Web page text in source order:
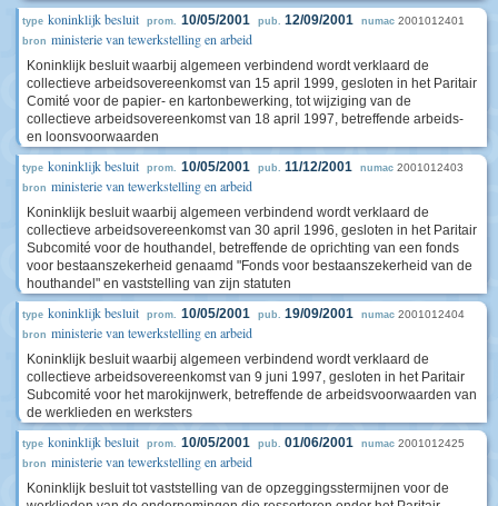
type koninklijk besluit prom. 10/05/2001 pub. 12/09/2001 numac 2001012401
bron ministerie van tewerkstelling en arbeid
Koninklijk besluit waarbij algemeen verbindend wordt verklaard de
collectieve arbeidsovereenkomst van 15 april 1999, gesloten in het Paritair
Comité voor de papier- en kartonbewerking, tot wijziging van de
collectieve arbeidsovereenkomst van 18 april 1997, betreffende arbeids-
en loonsvoorwaarden
type koninklijk besluit prom. 10/05/2001 pub. 11/12/2001 numac 2001012403
bron ministerie van tewerkstelling en arbeid
Koninklijk besluit waarbij algemeen verbindend wordt verklaard de
collectieve arbeidsovereenkomst van 30 april 1996, gesloten in het Paritair
Subcomité voor de houthandel, betreffende de oprichting van een fonds
voor bestaanszekerheid genaamd "Fonds voor bestaanszekerheid van de
houthandel" en vaststelling van zijn statuten
type koninklijk besluit prom. 10/05/2001 pub. 19/09/2001 numac 2001012404
bron ministerie van tewerkstelling en arbeid
Koninklijk besluit waarbij algemeen verbindend wordt verklaard de
collectieve arbeidsovereenkomst van 9 juni 1997, gesloten in het Paritair
Subcomité voor het marokijnwerk, betreffende de arbeidsvoorwaarden van
de werklieden en werksters
type koninklijk besluit prom. 10/05/2001 pub. 01/06/2001 numac 2001012425
bron ministerie van tewerkstelling en arbeid
Koninklijk besluit tot vaststelling van de opzeggingsstermijnen voor de